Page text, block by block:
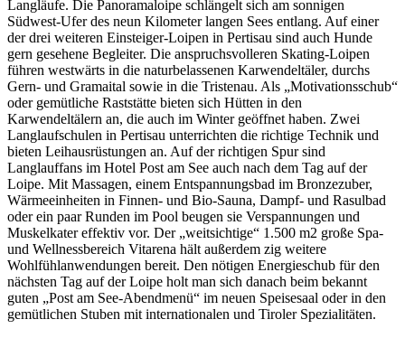
Langläufe. Die Panoramaloipe schlängelt sich am sonnigen
Südwest-Ufer des neun Kilometer langen Sees entlang. Auf einer
der drei weiteren Einsteiger-Loipen in Pertisau sind auch Hunde
gern gesehene Begleiter. Die anspruchsvolleren Skating-Loipen
führen westwärts in die naturbelassenen Karwendeltäler, durchs
Gern- und Gramaital sowie in die Tristenau. Als „Motivationsschub“
oder gemütliche Raststätte bieten sich Hütten in den
Karwendeltälern an, die auch im Winter geöffnet haben. Zwei
Langlaufschulen in Pertisau unterrichten die richtige Technik und
bieten Leihausrüstungen an. Auf der richtigen Spur sind
Langlauffans im Hotel Post am See auch nach dem Tag auf der
Loipe. Mit Massagen, einem Entspannungsbad im Bronzezuber,
Wärmeeinheiten in Finnen- und Bio-Sauna, Dampf- und Rasulbad
oder ein paar Runden im Pool beugen sie Verspannungen und
Muskelkater effektiv vor. Der „weitsichtige“ 1.500 m2 große Spa-
und Wellnessbereich Vitarena hält außerdem zig weitere
Wohlfühlanwendungen bereit. Den nötigen Energieschub für den
nächsten Tag auf der Loipe holt man sich danach beim bekannt
guten „Post am See-Abendmenü“ im neuen Speisesaal oder in den
gemütlichen Stuben mit internationalen und Tiroler Spezialitäten.